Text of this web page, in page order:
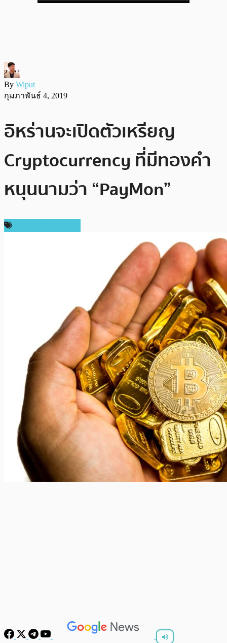
By Wiput
กุมภาพันธ์ 4, 2019
อิหร่านจะเปิดตัวเหรียญ
Cryptocurrency ที่มีทองคำ
หนุนนามว่า “PayMon”